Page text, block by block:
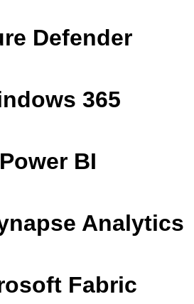
Defender
365
Power BI
Analytics
Fabric